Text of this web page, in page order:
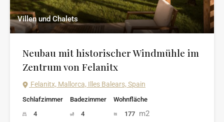
Villen und Chalets
Neubau mit historischer Windmühle im
Zentrum von Felanitx
Felanitx, Mallorca, Illes Balears, Spain
Schlafzimmer
4
Badezimmer
4
Wohnfläche
177 m2